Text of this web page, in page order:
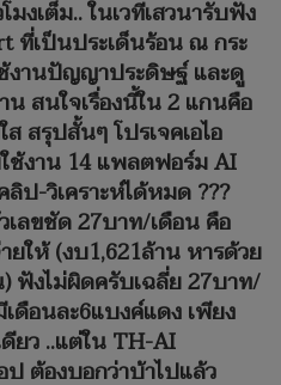
มงเต็ม.. ในเวทีเสวนารับฟัง
ที่เป็นประเด็นร้อน ณ กระ
งานปัญญาประดิษฐ์ และดู
น สนใจเรื่องนี้ใน 2 แกนคือ
สรุปสั้นๆ โปรเจคเอไอ
ช้งาน 14 แพลตฟอร์ม AI
ป-วิเคราะห์ได้หมด ???
เลขชัด 27บาท/เดือน คือ
ยให้ (งบ1,621ล้าน หารด้วย
ฟังไม่ผิดครับเฉลี่ย 27บาท/
ดือนละ6แบงค์แดง เพียง
ยว ..แต่ใน TH-AI
ต้องบอกว่าบ้าไปแล้ว